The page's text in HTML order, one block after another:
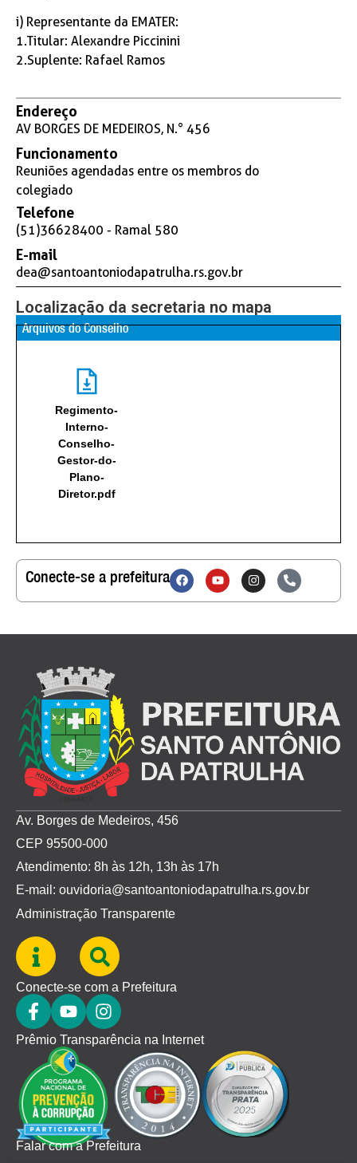
i) Representante da EMATER:
1.Titular: Alexandre Piccinini
2.Suplente: Rafael Ramos
Endereço
AV BORGES DE MEDEIROS, N.° 456
Funcionamento
Reuniões agendadas entre os membros do
colegiado
Telefone
(51)36628400 - Ramal 580
E-mail
dea@santoantoniodapatrulha.rs.gov.br
Localização da secretaria no mapa
Arquivos do Conselho
Regimento-
Interno-
Conselho-
Gestor-do-
Plano-
Diretor.pdf
Conecte-se a prefeitura
Av. Borges de Medeiros, 456
CEP 95500-000
Atendimento: 8h às 12h, 13h às 17h
E-mail: ouvidoria@santoantoniodapatrulha.rs.gov.br
Administração Transparente
Conecte-se com a Prefeitura
Prêmio Transparência na Internet
Falar com a Prefeitura